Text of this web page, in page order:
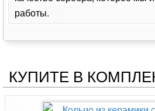
работы.
КУПИТЕ В